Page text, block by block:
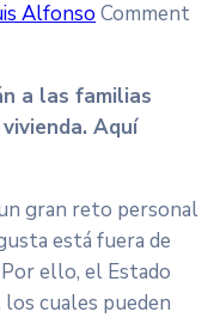
Alfonso Comment
a las familias
Aquí
gran reto personal
está fuera de
ello, el Estado
cuales pueden